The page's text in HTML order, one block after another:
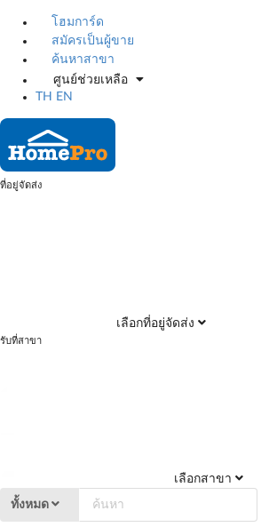
โฮมการ์ด
สมัครเป็นผู้ขาย
ค้นหาสาขา
ศูนย์ช่วยเหลือ
TH
EN
ที่อยู่จัดส่ง
เลือกที่อยู่จัดส่ง
รับที่สาขา
เลือกสาขา
ทั้งหมด